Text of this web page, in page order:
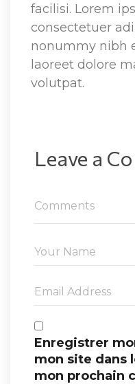
facilisi. Lorem
consectetuer
nonummy nibh
laoreet dolore
volutpat.
Leave a
Enregistrer
mon site dans
mon prochain